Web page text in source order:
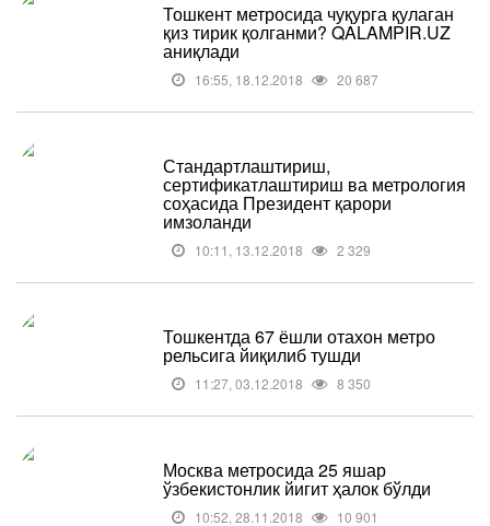
Тошкент метросида чуқурга қулаган
қиз тирик қолганми? QALAMPIR.UZ
аниқлади
16:55, 18.12.2018 20 687
Стандартлаштириш,
сертификатлаштириш ва метрология
соҳасида Президент қарори
имзоланди
10:11, 13.12.2018 2 329
Тошкентда 67 ёшли отахон метро
рельсига йиқилиб тушди
11:27, 03.12.2018 8 350
Москва метросида 25 яшар
ўзбекистонлик йигит ҳалок бўлди
10:52, 28.11.2018 10 901